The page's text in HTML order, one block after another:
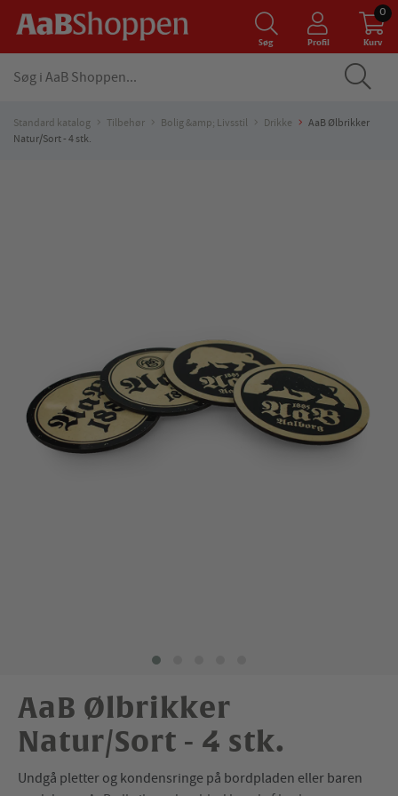
Søg Profil Kurv
0
Standard katalog Tilbehør Bolig &amp; Livsstil Drikke
AaB Ølbrikker
Natur/Sort - 4 stk.
AaB Ølbrikker
Natur/Sort - 4 stk.
Undgå pletter og kondensringe på bordpladen eller baren